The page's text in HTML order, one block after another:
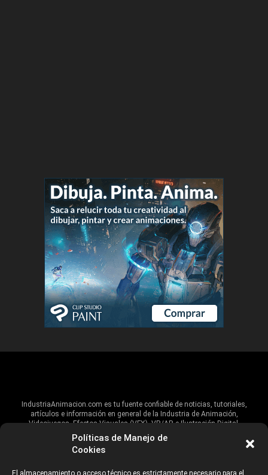
Políticas de Manejo de
Cookies
El almacenamiento o acceso técnico es estrictamente necesario para el
IndustriaAnimacion.com es tu fuente confiable de noticias, tutoriales,
artículos e información en general de la Industria de Animación,
Videojuegos, Efectos Visuales (VFX), VR/AR e Ilustración Digital.
Hablamos de estas industrias y su alcance global, pero damos un énfasis
especial al talento, estudios, escuelas, eventos y organizaciones que